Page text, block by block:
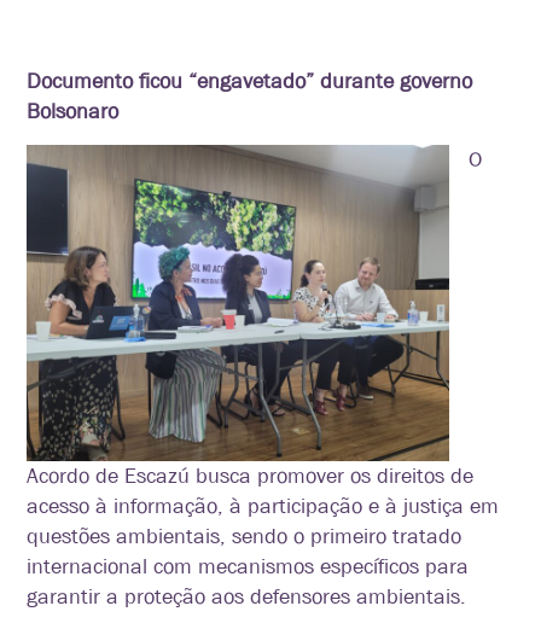
Documento ficou “engavetado” durante governo
Bolsonaro
O
Acordo de Escazú busca promover os direitos de
acesso à informação, à participação e à justiça em
questões ambientais, sendo o primeiro tratado
internacional com mecanismos específicos para
garantir a proteção aos defensores ambientais.